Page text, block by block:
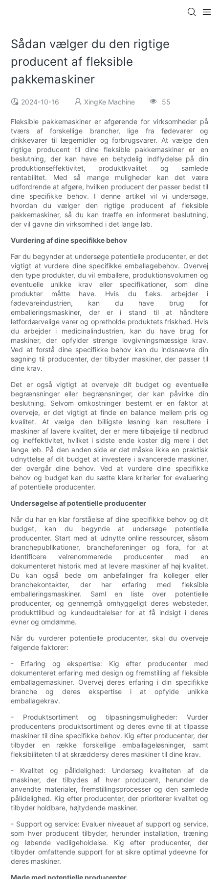
Sådan vælger du den rigtige
producent af fleksible
pakkemaskiner
2024-10-16 XingKe Machine 55
Fleksible pakkemaskiner er afgørende for virksomheder på
tværs af forskellige brancher, lige fra fødevarer og
drikkevarer til lægemidler og forbrugsvarer. At vælge den
rigtige producent til dine fleksible pakkemaskiner er en
beslutning, der kan have en betydelig indflydelse på din
produktionseffektivitet, produktkvalitet og samlede
rentabilitet. Med så mange muligheder kan det være
udfordrende at afgøre, hvilken producent der passer bedst til
dine specifikke behov. I denne artikel vil vi undersøge,
hvordan du vælger den rigtige producent af fleksible
pakkemaskiner, så du kan træffe en informeret beslutning,
der vil gavne din virksomhed i det lange løb.
Vurdering af dine specifikke behov
Før du begynder at undersøge potentielle producenter, er det
vigtigt at vurdere dine specifikke emballagebehov. Overvej
den type produkter, du vil emballere, produktionsvolumen og
eventuelle unikke krav eller specifikationer, som dine
produkter måtte have. Hvis du f.eks. arbejder i
fødevareindustrien, kan du have brug for
emballeringsmaskiner, der er i stand til at håndtere
letfordærvelige varer og opretholde produktets friskhed. Hvis
du arbejder i medicinalindustrien, kan du have brug for
maskiner, der opfylder strenge lovgivningsmæssige krav.
Ved at forstå dine specifikke behov kan du indsnævre din
søgning til producenter, der tilbyder maskiner, der passer til
dine krav.
Det er også vigtigt at overveje dit budget og eventuelle
begrænsninger eller begrænsninger, der kan påvirke din
beslutning. Selvom omkostninger bestemt er en faktor at
overveje, er det vigtigt at finde en balance mellem pris og
kvalitet. At vælge den billigste løsning kan resultere i
maskiner af lavere kvalitet, der er mere tilbøjelige til nedbrud
og ineffektivitet, hvilket i sidste ende koster dig mere i det
lange løb. På den anden side er det måske ikke en praktisk
udnyttelse af dit budget at investere i avancerede maskiner,
der overgår dine behov. Ved at vurdere dine specifikke
behov og budget kan du sætte klare kriterier for evaluering
af potentielle producenter.
Undersøgelse af potentielle producenter
Når du har en klar forståelse af dine specifikke behov og dit
budget, kan du begynde at undersøge potentielle
producenter. Start med at udnytte online ressourcer, såsom
branchepublikationer, brancheforeninger og fora, for at
identificere velrenommerede producenter med en
dokumenteret historik med at levere maskiner af høj kvalitet.
Du kan også bede om anbefalinger fra kolleger eller
branchekontakter, der har erfaring med fleksible
emballeringsmaskiner. Saml en liste over potentielle
producenter, og gennemgå omhyggeligt deres websteder,
produkttilbud og kundeudtalelser for at få indsigt i deres
evner og omdømme.
Når du vurderer potentielle producenter, skal du overveje
følgende faktorer:
- Erfaring og ekspertise: Kig efter producenter med
dokumenteret erfaring med design og fremstilling af fleksible
emballagemaskiner. Overvej deres erfaring i din specifikke
branche og deres ekspertise i at opfylde unikke
emballagekrav.
- Produktsortiment og tilpasningsmuligheder: Vurder
producentens produktsortiment og deres evne til at tilpasse
maskiner til dine specifikke behov. Kig efter producenter, der
tilbyder en række forskellige emballageløsninger, samt
fleksibiliteten til at skræddersy deres maskiner til dine krav.
- Kvalitet og pålidelighed: Undersøg kvaliteten af ​​de
maskiner, der tilbydes af hver producent, herunder de
anvendte materialer, fremstillingsprocesser og den samlede
pålidelighed. Kig efter producenter, der prioriterer kvalitet og
tilbyder holdbare, højtydende maskiner.
- Support og service: Evaluer niveauet af support og service,
som hver producent tilbyder, herunder installation, træning
og løbende vedligeholdelse. Kig efter producenter, der
tilbyder omfattende support for at sikre optimal ydeevne for
deres maskiner.